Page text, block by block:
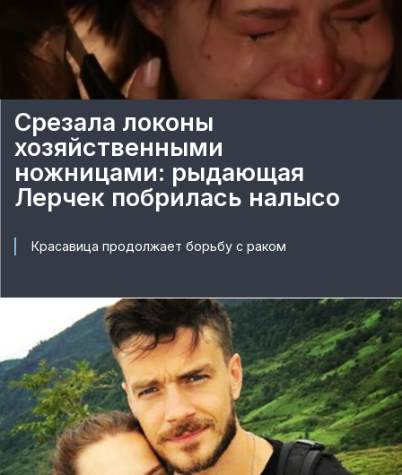
Срезала локоны
хозяйственными
ножницами: рыдающая
Лерчек побрилась налысо
Красавица продолжает борьбу с раком